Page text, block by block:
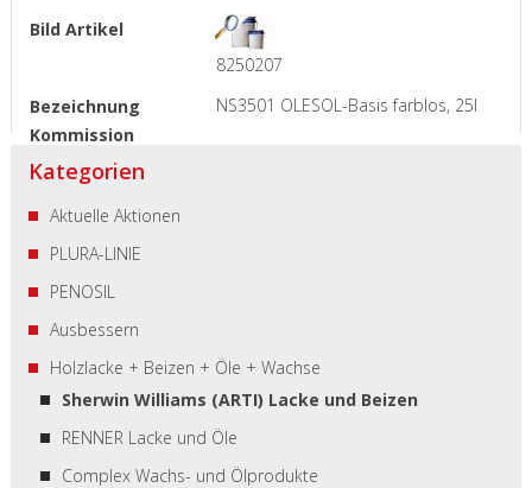
8250207
NS3501 OLESOL-Basis farblos, 25l
Kategorien
Aktuelle Aktionen
PLURA-LINIE
PENOSIL
Ausbessern
Holzlacke + Beizen + Öle + Wachse
Sherwin Williams (ARTI) Lacke und Beizen
RENNER Lacke und Öle
Complex Wachs- und Ölprodukte